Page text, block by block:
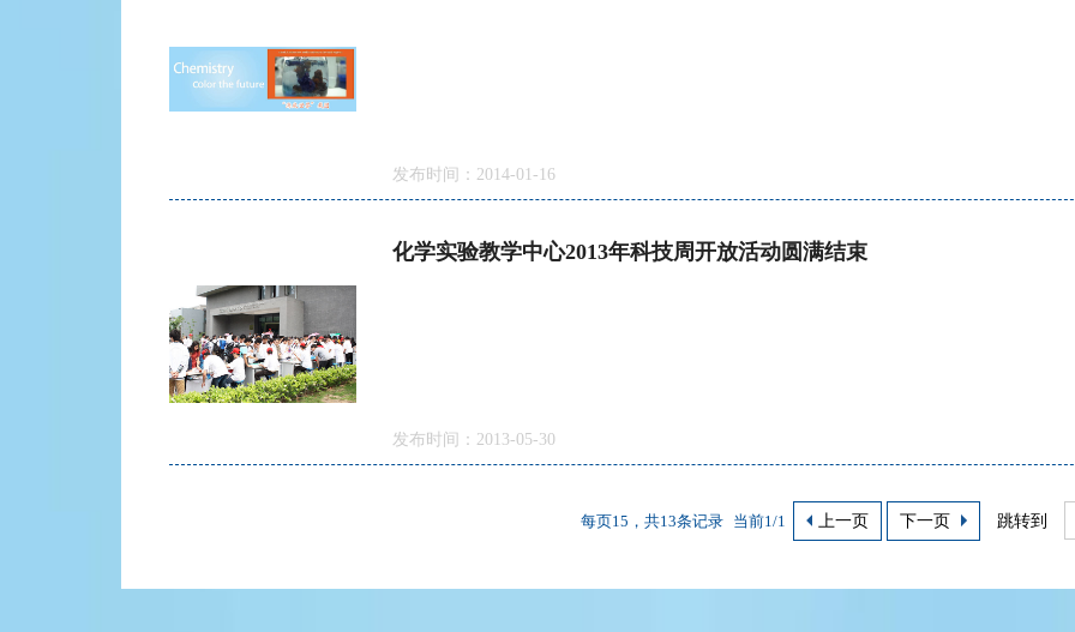
发布时间：2014-01-16
化学实验教学中心2013年科技周开放活动圆满结束
发布时间：2013-05-30
每页15，共13条记录 当前1/1 上一页 下一页 跳转到